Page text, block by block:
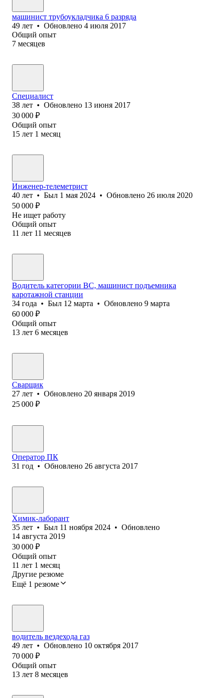
машинист трубоукладчика 6 разряда
49 лет • Обновлено 4 июля 2017
Общий опыт
7 месяцев
Специалист
38 лет • Обновлено 13 июня 2017
30 000 ₽
Общий опыт
15 лет 1 месяц
Инженер-телеметрист
40 лет • Был 1 мая 2024 • Обновлено 26 июля 2020
50 000 ₽
Не ищет работу
Общий опыт
11 лет 11 месяцев
Водитель категории ВС, машинист подъемника
каротажной станции
34 года • Был 12 марта • Обновлено 9 марта
60 000 ₽
Общий опыт
13 лет 6 месяцев
Сварщик
27 лет • Обновлено 20 января 2019
25 000 ₽
Опера⁢тор ПК
31 год • Обновлено 26 августа 2017
Химик-лаборант
35 лет • Был 11 ноября 2024 • Обновлено
14 августа 2019
30 000 ₽
Общий опыт
11 лет 1 месяц
Другие резюме
Ещё 1 резюме
водитель вездехода газ
49 лет • Обновлено 10 октября 2017
70 000 ₽
Общий опыт
13 лет 8 месяцев